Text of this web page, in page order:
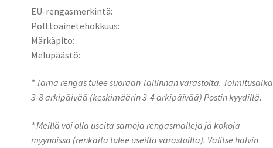
EU-rengasmerkintä:
Polttoainetehokkuus:
Märkäpito:
Melupäästö:
* Tämä rengas tulee suoraan Tallinnan varastolta. Toimitusaika
3-8 arkipäivää (keskimäärin 3-4 arkipäivää) Postin kyydillä.
* Meillä voi olla useita samoja rengasmalleja ja kokoja
myynnissä (renkaita tulee useilta varastoilta). Valitse halvin